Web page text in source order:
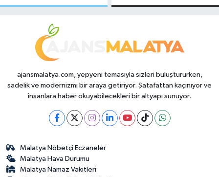
Makas Ne
Temmuz 2026
ajansmalatya.com, yepyeni temasıyla sizleri buluştururken,
sadelik ve modernizmi bir araya getiriyor. Şatafattan kaçınıyor ve
insanlara haber okuyabilecekleri bir altyapı sunuyor.
Malatya Nöbetçi Eczaneler
Malatya Hava Durumu
Malatya Namaz Vakitleri